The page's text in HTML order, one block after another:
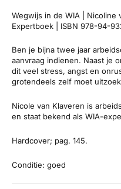
Wegwijs in de WIA | Nicoline
Expertboek | ISBN 978-94-
Ben je bijna twee jaar
aanvraag indienen. Naast je
dit veel stress, angst en
grotendeels zelf moet
Nicole van Klaveren is
en staat bekend als WIA-
Hardcover; pag. 145.
Conditie: goed